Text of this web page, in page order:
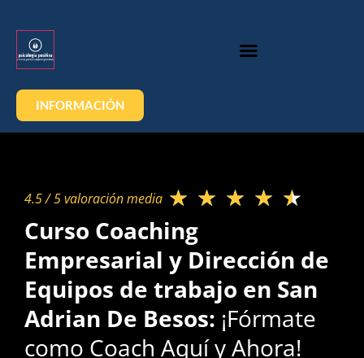
INFORMACIÓN
4.5 / 5 valoración media​ ★ ★ ★ ★ ★
Curso Coaching
Empresarial y Dirección de
Equipos de trabajo en San
Adrian De Besos: ¡Fórmate
como Coach Aquí y Ahora!